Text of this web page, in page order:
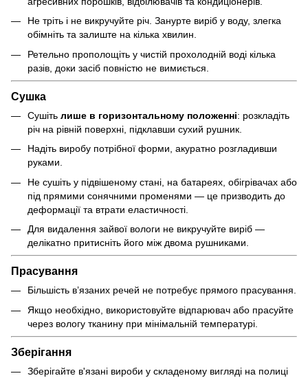
Не тріть і не викручуйте річ. Занурте виріб у воду, злегка
обімніть та залиште на кілька хвилин.
Ретельно прополощіть у чистій прохолодній воді кілька
разів, доки засіб повністю не вимиється.
Сушка
Сушіть лише в горизонтальному положенні: розкладіть
річ на рівній поверхні, підклавши сухий рушник.
Надіть виробу потрібної форми, акуратно розгладивши
руками.
Не сушіть у підвішеному стані, на батареях, обігрівачах або
під прямими сонячними променями — це призводить до
деформації та втрати еластичності.
Для видалення зайвої вологи не викручуйте виріб —
делікатно притисніть його між двома рушниками.
Прасування
Більшість в’язаних речей не потребує прямого прасування.
Якщо необхідно, використовуйте відпарювач або прасуйте
через вологу тканину при мінімальній температурі.
Зберігання
Зберігайте в'язані вироби у складеному вигляді на полиці